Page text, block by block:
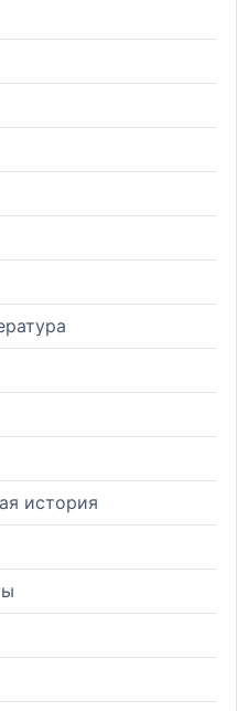
история